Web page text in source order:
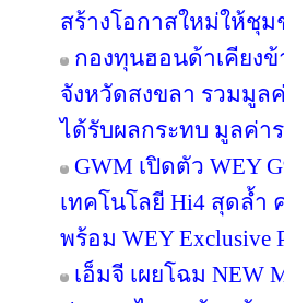
สร้างโอกาสใหม่ให้ชุ
กองทุนฮอนด้าเคียง
จังหวัดสงขลา รวมมู
ได้รับผลกระทบ มูลค่า
GWM เปิดตัว WEY
เทคโนโลยี Hi4 สุดล้ำ
พร้อม WEY
เอ็มจี เผยโฉม NEW